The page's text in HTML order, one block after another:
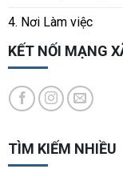
4. Nơi Làm việc
KẾT NỐI MẠNG
TÌM KIẾM NHIỀU